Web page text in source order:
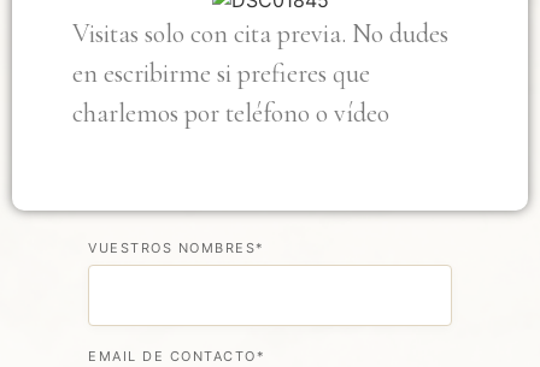
Visitas solo con cita previa. No dudes
en escribirme si prefieres que
charlemos por teléfono o vídeo
VUESTROS NOMBRES*
EMAIL DE CONTACTO*